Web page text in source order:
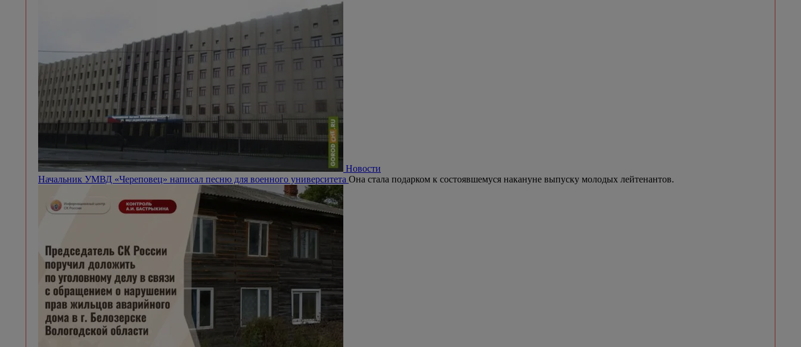
Новости
Начальник УМВД «Череповец» написал песню для военного университета Она стала подарком к состоявшемуся накануне выпуску молодых лейтенантов.